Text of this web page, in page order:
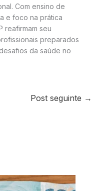
Com ensino de
e foco na prática
reafirmam seu
preparados
da saúde no
Post seguinte →